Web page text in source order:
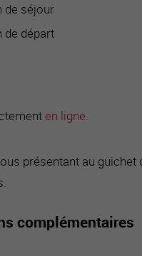
de séjour
de départ
en ligne.
présentant au guichet
complémentaires